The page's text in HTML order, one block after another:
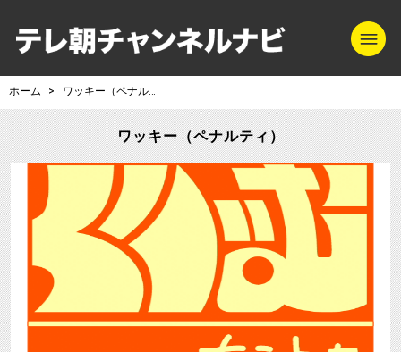
テレ朝チャンネ
ホーム ワッキー（ペナルティ）
ワッキー（ペナルティ）